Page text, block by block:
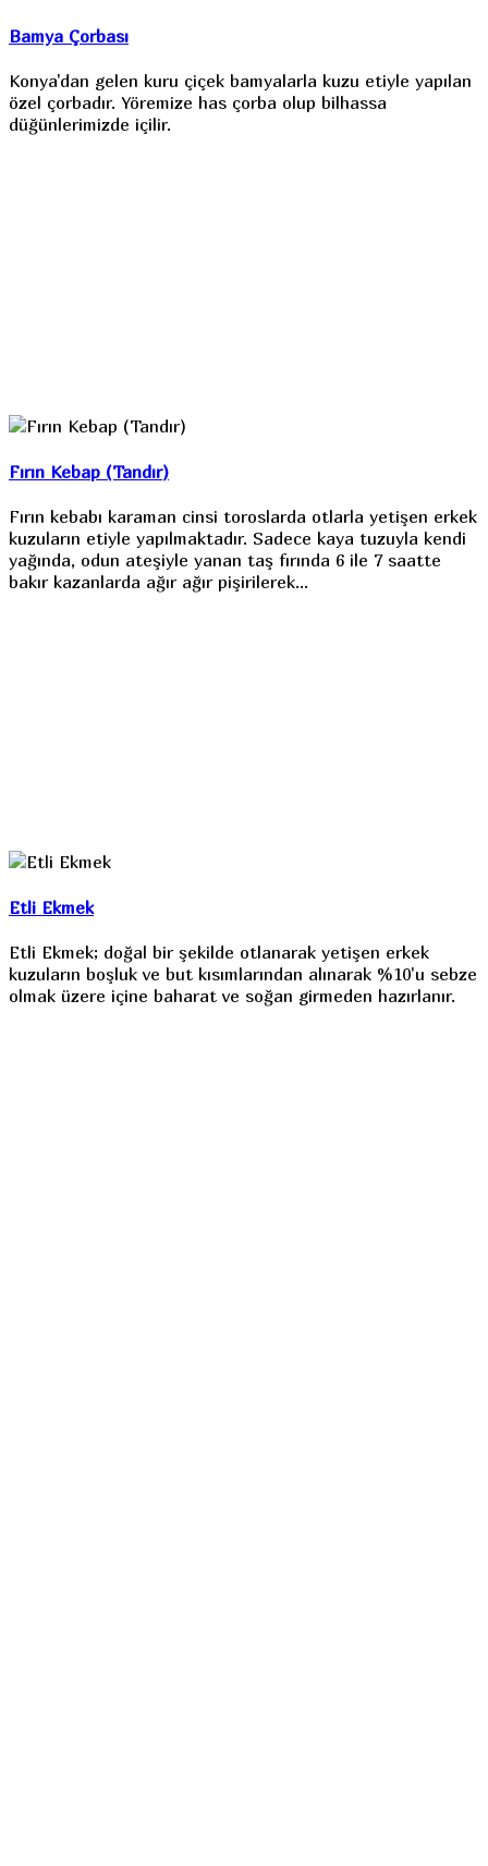
Bamya Çorbası
Konya'dan gelen kuru çiçek bamyalarla kuzu etiyle yapılan
özel çorbadır. Yöremize has çorba olup bilhassa
düğünlerimizde içilir.
Fırın Kebap (Tandır)
Fırın kebabı karaman cinsi toroslarda otlarla yetişen erkek
kuzuların etiyle yapılmaktadır. Sadece kaya tuzuyla kendi
yağında, odun ateşiyle yanan taş fırında 6 ile 7 saatte
bakır kazanlarda ağır ağır pişirilerek…
Etli Ekmek
Etli Ekmek; doğal bir şekilde otlanarak yetişen erkek
kuzuların boşluk ve but kısımlarından alınarak %10'u sebze
olmak üzere içine baharat ve soğan girmeden hazırlanır.